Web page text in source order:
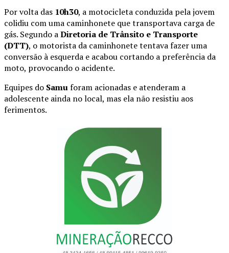
Por volta das 10h30, a motocicleta conduzida pela jovem
colidiu com uma caminhonete que transportava carga de
gás. Segundo aDiretoria de Trânsito e Transporte
(DTT), o motorista da caminhonete tentava fazer uma
conversão à esquerda e acabou cortando a preferência da
moto, provocando o acidente.
Equipes do Samuforam acionadas e atenderam a
adolescente ainda no local, mas ela não resistiu aos
ferimentos.